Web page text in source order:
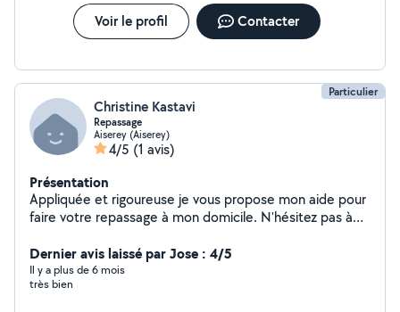
Voir le profil Contacter
Particulier
Christine Kastavi
Repassage
Aiserey (Aiserey)
4/5 (1 avis)
Présentation
Appliquée et rigoureuse je vous propose mon aide pour
faire votre repassage à mon domicile. N'hésitez pas à
Dernier avis laissé par Jose : 4/5
Il y a plus de 6 mois
très bien